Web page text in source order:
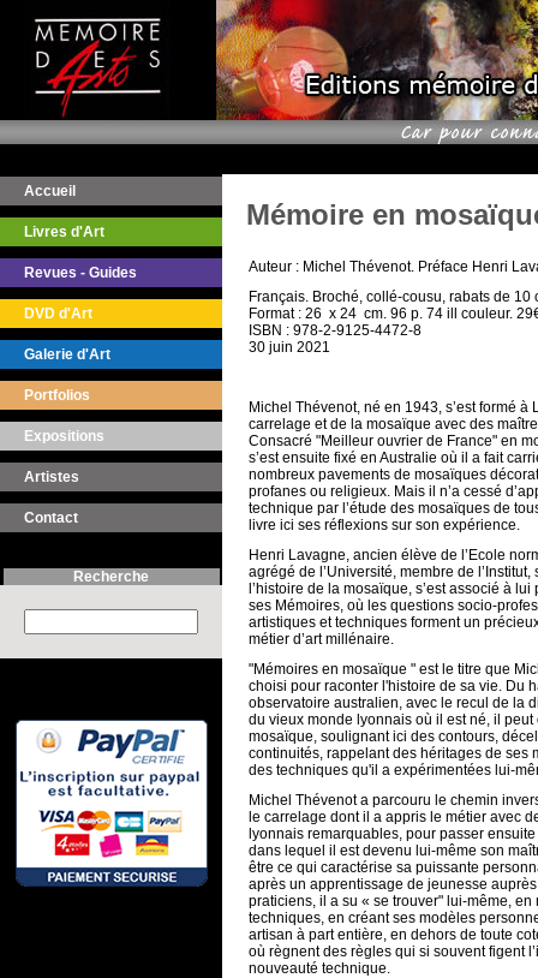
Accueil
Livres d'Art
Revues - Guides
DVD d'Art
Galerie d'Art
Portfolios
Expositions
Artistes
Contact
Recherche
Mémoire en
Auteur : Michel Thévenot. Préface Henri
Français. Broché, collé-cousu, rabats de 10
Format : 26 x 24 cm. 96 p. 74 ill couleur.
ISBN : 978-2-9125-4472-8
30 juin 2021
Michel Thévenot, né en 1943, s’est formé à
carrelage et de la mosaïque avec des
Consacré "Meilleur ouvrier de France" en
s’est ensuite fixé en Australie où il a fait
nombreux pavements de mosaïques
profanes ou religieux. Mais il n’a cessé
technique par l’étude des mosaïques de
livre ici ses réflexions sur son expérience.
Henri Lavagne, ancien élève de l’Ecole
agrégé de l’Université, membre de
l’histoire de la mosaïque, s’est associé à
ses Mémoires, où les questions socio-
artistiques et techniques forment un
métier d’art millénaire.
"Mémoires en mosaïque " est le titre que
choisi pour raconter l'histoire de sa vie. Du
observatoire australien, avec le recul de la
du vieux monde lyonnais où il est né, il peut
mosaïque, soulignant ici des contours,
continuités, rappelant des héritages de ses
des techniques qu'il a expérimentées lui-
Michel Thévenot a parcouru le chemin
le carrelage dont il a appris le métier avec
lyonnais remarquables, pour passer
dans lequel il est devenu lui-même son
être ce qui caractérise sa puissante
après un apprentissage de jeunesse
praticiens, il a su « se trouver" lui-même, en
techniques, en créant ses modèles
artisan à part entière, en dehors de toute
où règnent des règles qui si souvent figent
nouveauté technique.